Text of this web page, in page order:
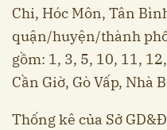
Chi, Hóc Môn, Tân
quận/huyện/thành
gồm: 1, 3, 5, 10, 11,
Cần Giờ, Gò Vấp, Nhà
Thống kê của Sở